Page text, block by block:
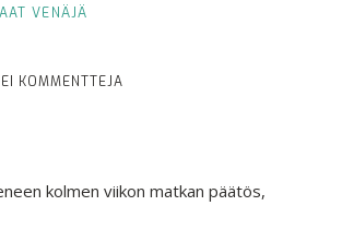
VENÄJÄ
EI KOMMENTTEJA
kolmen viikon matkan päätös,